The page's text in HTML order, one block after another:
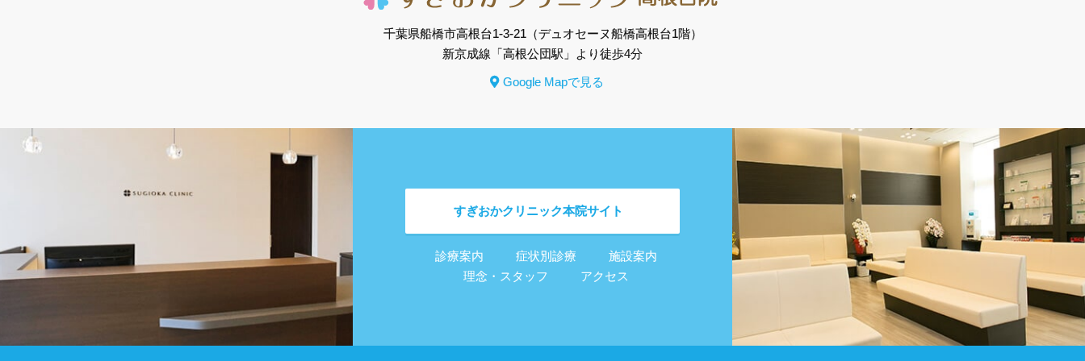
千葉県船橋市高根台1-3-21（デュオセーヌ船橋高根台1階）
新京成線「高根公団駅」より徒歩4分
Google Mapで見る
すぎおかクリニック本院サイト
診療案内 症状別診療
施設案内
理念・スタッフ
アクセス